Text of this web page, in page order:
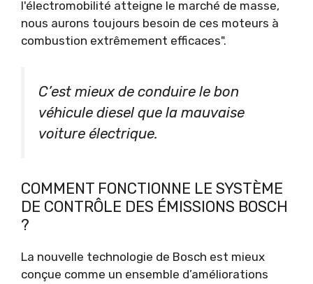
l'électromobilité atteigne le marché de masse,
nous aurons toujours besoin de ces moteurs à
combustion extrêmement efficaces".
C’est mieux de conduire le bon
véhicule diesel que la mauvaise
voiture électrique.
COMMENT FONCTIONNE LE SYSTÈME
DE CONTRÔLE DES ÉMISSIONS BOSCH
?
La nouvelle technologie de Bosch est mieux
conçue comme un ensemble d’améliorations